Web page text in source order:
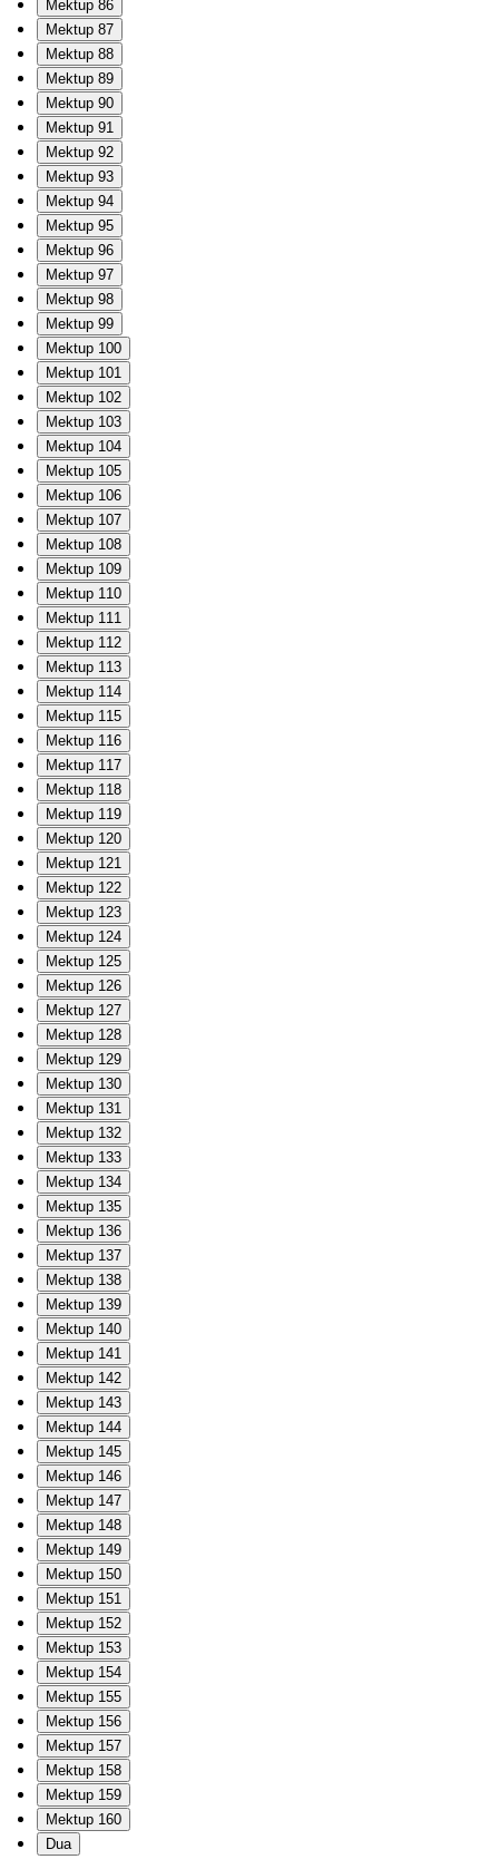
Mektup 86
Mektup 87
Mektup 88
Mektup 89
Mektup 90
Mektup 91
Mektup 92
Mektup 93
Mektup 94
Mektup 95
Mektup 96
Mektup 97
Mektup 98
Mektup 99
Mektup 100
Mektup 101
Mektup 102
Mektup 103
Mektup 104
Mektup 105
Mektup 106
Mektup 107
Mektup 108
Mektup 109
Mektup 110
Mektup 111
Mektup 112
Mektup 113
Mektup 114
Mektup 115
Mektup 116
Mektup 117
Mektup 118
Mektup 119
Mektup 120
Mektup 121
Mektup 122
Mektup 123
Mektup 124
Mektup 125
Mektup 126
Mektup 127
Mektup 128
Mektup 129
Mektup 130
Mektup 131
Mektup 132
Mektup 133
Mektup 134
Mektup 135
Mektup 136
Mektup 137
Mektup 138
Mektup 139
Mektup 140
Mektup 141
Mektup 142
Mektup 143
Mektup 144
Mektup 145
Mektup 146
Mektup 147
Mektup 148
Mektup 149
Mektup 150
Mektup 151
Mektup 152
Mektup 153
Mektup 154
Mektup 155
Mektup 156
Mektup 157
Mektup 158
Mektup 159
Mektup 160
Dua